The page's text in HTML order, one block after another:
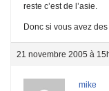
reste c’est de l’asie.
Donc si vous avez
21 novembre 2005 à
mike